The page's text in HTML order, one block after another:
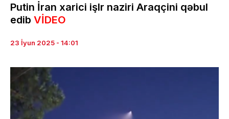
Putin İran xarici işlr naziri Araqçini qəbul
edib VİDEO
23 İyun 2025 - 14:01